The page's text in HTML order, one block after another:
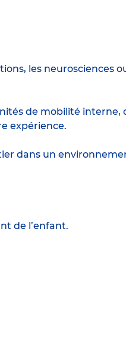
les neurosciences
de mobilité interne,
expérience.
dans un
de l’enfant.